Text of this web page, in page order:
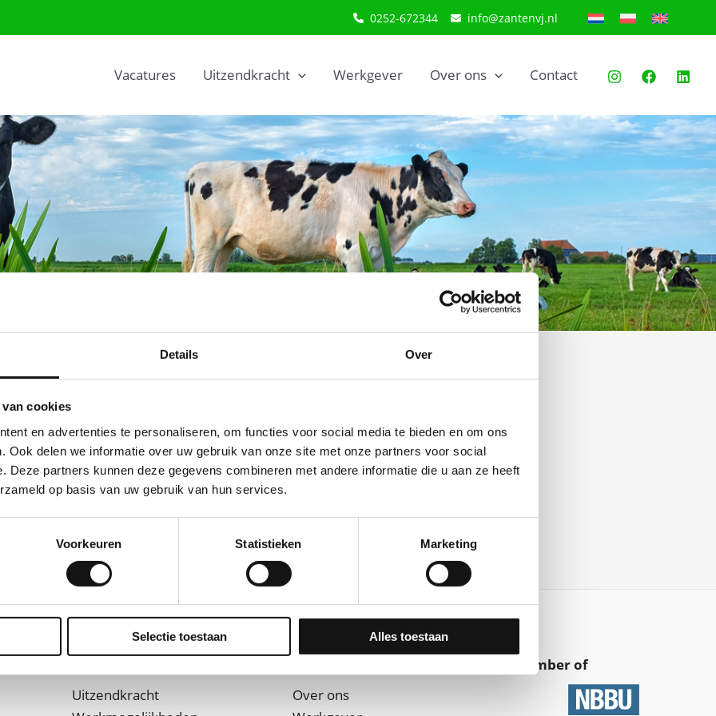
Details Over
cookies
en advertenties te personaliseren, om functies voor social media te bieden en om ons
Ook delen we informatie over uw gebruik van onze site met onze partners voor social
Deze partners kunnen deze gegevens combineren met andere informatie die u aan ze heeft
op basis van uw gebruik van hun services.
Voorkeuren Statistieken Marketing
Selectie toestaan Alles toestaan
0252-672344 info@zantenvj.nl
Vacatures Uitzendkracht Werkgever Over ons Contact
Uitzendkracht
Over ons
Member of